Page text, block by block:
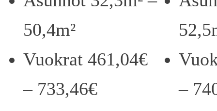
50,4m²
Vuokrat 461,04€
– 733,46€
–